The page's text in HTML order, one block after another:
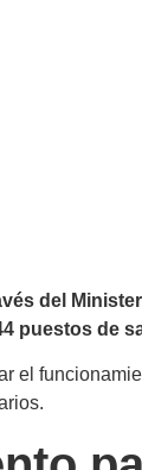
del
puestos de
el